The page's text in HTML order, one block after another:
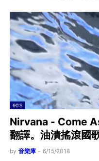
90'S
Nirvana - Come
翻譯。油漬搖滾國
by 音樂庫 - 6/15/2018